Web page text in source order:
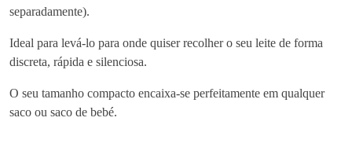
e
t
o
d
e
separadamente).
Ideal para levá-lo para onde quiser recolher o seu leite de forma
discreta, rápida e silenciosa.
O seu tamanho compacto encaixa-se perfeitamente em qualquer
saco ou saco de bebé.